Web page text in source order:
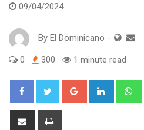
09/04/2024
By El Dominicano -
0 300 1 minute read
Google+ LinkedIn
Share